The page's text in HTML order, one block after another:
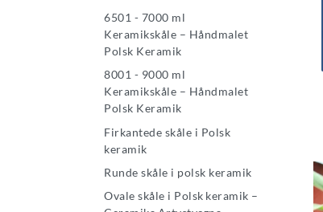
6501 - 7000 ml
Keramikskåle – Håndmalet
Polsk Keramik
8001 - 9000 ml
Keramikskåle – Håndmalet
Polsk Keramik
Firkantede skåle i Polsk
keramik
Runde skåle i polsk keramik
Ovale skåle i Polsk keramik –